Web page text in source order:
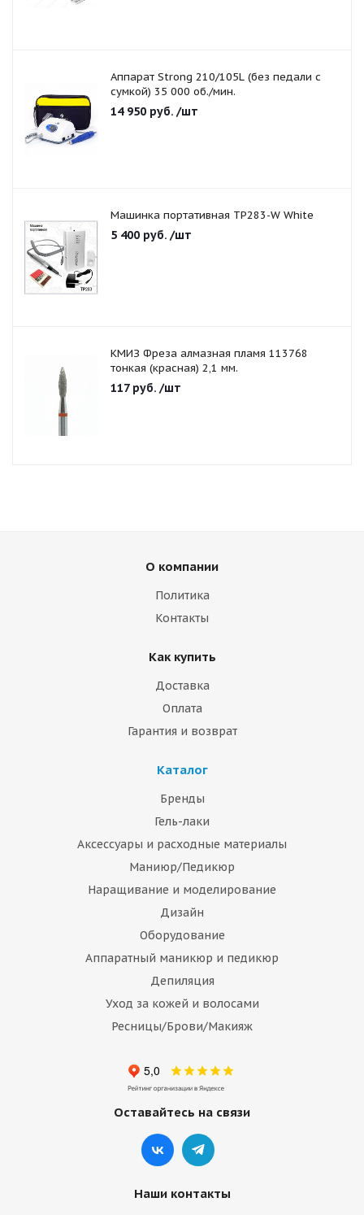
Аппарат Strong 210/105L (без педали с
сумкой) 35 000 об./мин.
14 950 руб. /шт
Машинка портативная TP283-W White
5 400 руб. /шт
КМИЗ Фреза алмазная пламя 113768
тонкая (красная) 2,1 мм.
117руб. /шт
О компании
Политика
Контакты
Как купить
Доставка
Оплата
Гарантия и возврат
Каталог
Бренды
Гель-лаки
Аксессуары и расходные материалы
Маниюр/Педикюр
Наращивание и моделирование
Дизайн
Оборудование
Аппаратный маникюр и педикюр
Депиляция
Уход за кожей и волосами
Ресницы/Брови/Макияж
Оставайтесь на связи
Наши контакты